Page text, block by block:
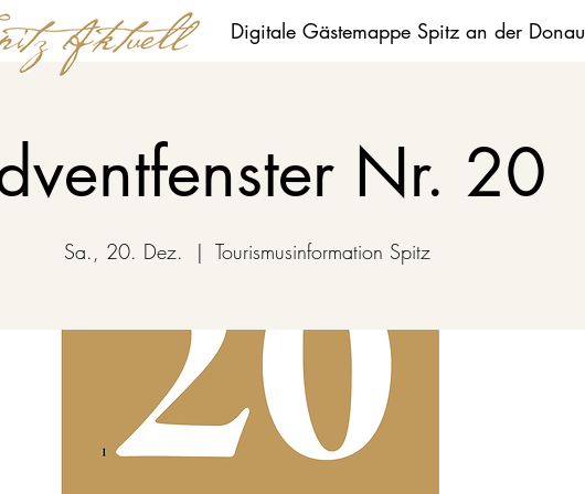
Digitale Gästemappe Spitz an der Donau
Nr. 20
Sa., 20. Dez.
  |
Tourismusinformation Spitz